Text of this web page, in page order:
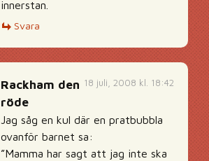
innerstan.
Svara
18 juli, 2008 kl. 18:42
Rackham den
röde
Jag såg en kul där en pratbubbla
ovanför barnet sa:
”Mamma har sagt att jag inte ska